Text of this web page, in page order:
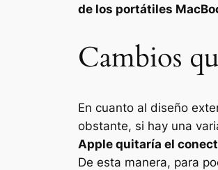
de los portátiles
Cambios
En cuanto al diseño
obstante, si hay una
Apple quitaría el
De esta manera, para